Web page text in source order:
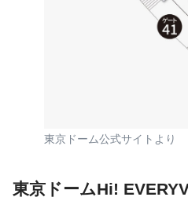
東京ドーム公式サイトより
東京ドームHi!